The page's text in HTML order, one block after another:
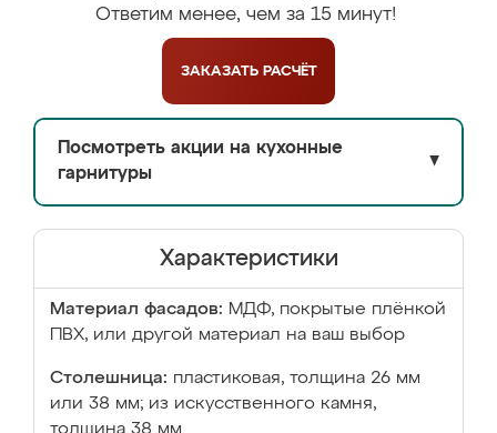
Ответим менее, чем за 15 минут!
ЗАКАЗАТЬ РАСЧЁТ
Посмотреть акции на кухонные
гарнитуры
▼
Характеристики
Материал фасадов: МДФ, покрытые плёнкой
ПВХ, или другой материал на ваш выбор
Столешница: пластиковая, толщина 26 мм
или 38 мм; из искусственного камня,